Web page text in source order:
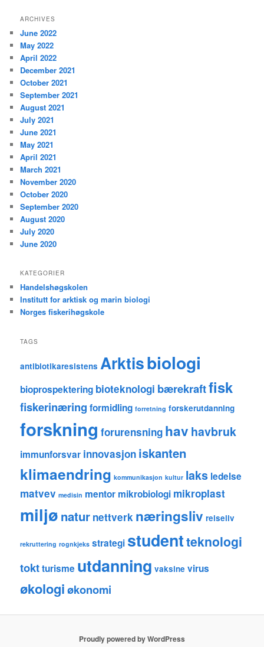
ARCHIVES
June 2022
May 2022
April 2022
December 2021
October 2021
September 2021
August 2021
July 2021
June 2021
May 2021
April 2021
March 2021
November 2020
October 2020
September 2020
August 2020
July 2020
June 2020
KATEGORIER
Handelshøgskolen
Institutt for arktisk og marin biologi
Norges fiskerihøgskole
TAGS
antibiotikaresistens Arktisbiologi
bioprospektering bioteknologi bærekraftfisk
fiskerinæring formidling forretning forskerutdanning
forskning forurensning hav havbruk
immunforsvar innovasjon iskanten
klimaendring kommunikasjon kultur laks ledelse
matvev medisin mentor mikrobiologi mikroplast
miljø natur nettverk næringsliv reiseliv
rekruttering rognkjeks strategistudentteknologi
toktturisme utdanning vaksine virus
økologiøkonomi
Proudly powered by WordPress